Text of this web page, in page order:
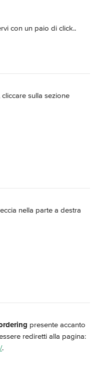
con un paio di click..
sulla sezione
nella parte a destra
presente accanto
rediretti alla pagina:
.